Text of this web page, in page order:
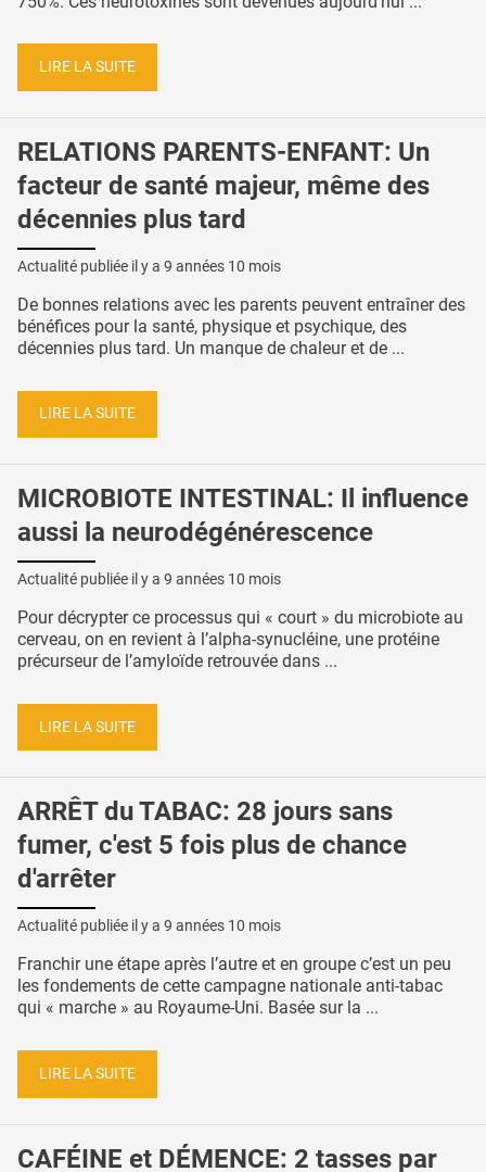
LIRE LA SUITE
RELATIONS PARENTS-ENFANT: Un
facteur de santé majeur, même des
décennies plus tard
Actualité publiée il y a 9 années 10 mois
De bonnes relations avec les parents peuvent entraîner des
bénéfices pour la santé, physique et psychique, des
décennies plus tard. Un manque de chaleur et de ...
LIRE LA SUITE
MICROBIOTE INTESTINAL: Il influence
aussi la neurodégénérescence
Actualité publiée il y a 9 années 10 mois
Pour décrypter ce processus qui « court » du microbiote au
cerveau, on en revient à l’alpha-synucléine, une protéine
précurseur de l’amyloïde retrouvée dans ...
LIRE LA SUITE
ARRÊT du TABAC: 28 jours sans
fumer, c'est 5 fois plus de chance
d'arrêter
Actualité publiée il y a 9 années 10 mois
Franchir une étape après l’autre et en groupe c’est un peu
les fondements de cette campagne nationale anti-tabac
qui « marche » au Royaume-Uni. Basée sur la ...
LIRE LA SUITE
CAFÉINE et DÉMENCE: 2 tasses par